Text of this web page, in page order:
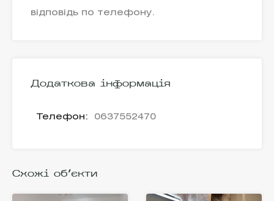
відповідь по телефону.
Додаткова інформація
Телефон: 0637552470
Схожі об'єкти